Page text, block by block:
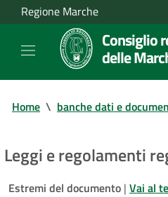
Regione Marche
Consiglio
delle
Home \ banche dati e
Leggi e regolamenti
Estremi del documento | Vai al